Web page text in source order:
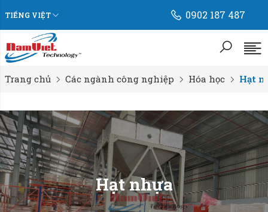
TIẾNG VIỆT 0902 187 487
Trang chủ Các ngành công nghiệp Hóa học Hạt
Hạt nhựa